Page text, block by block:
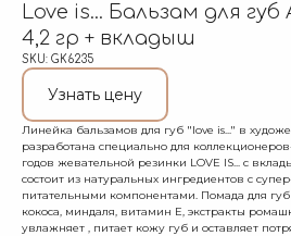
Love is... Бальзам для
4,2 гр + вкладыш
SKU: GK6235
Узнать цену
Линейка бальзамов для губ "love is..." в
разработана специально для
годов жевательной резинки LOVE IS... с
состоит из натуральных ингредиентов с
питательными компонентами. Помада для
кокоса, миндаля, витамин Е, экстракты
увлажняет , питает кожу губ и оставляет